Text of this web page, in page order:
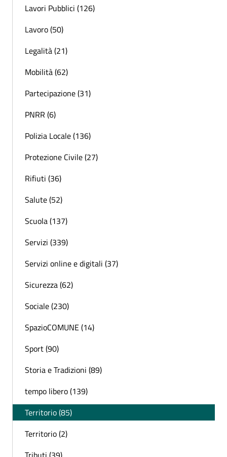
Lavori Pubblici (126)
Lavoro (50)
Legalità (21)
Mobilità (62)
Partecipazione (31)
PNRR (6)
Polizia Locale (136)
Protezione Civile (27)
Rifiuti (36)
Salute (52)
Scuola (137)
Servizi (339)
Servizi online e digitali (37)
Sicurezza (62)
Sociale (230)
SpazioCOMUNE (14)
Sport (90)
Storia e Tradizioni (89)
tempo libero (139)
Territorio (85)
Territorio (2)